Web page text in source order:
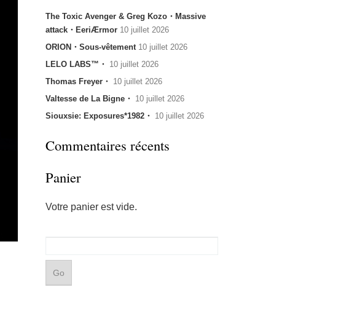
The Toxic Avenger & Greg Kozo・Massive
attack・EeriÆrmor 10 juillet 2026
ORION・Sous-vêtement 10 juillet 2026
LELO LABS™・ 10 juillet 2026
Thomas Freyer・ 10 juillet 2026
Valtesse de La Bigne・ 10 juillet 2026
Siouxsie: Exposures*1982・ 10 juillet 2026
Commentaires récents
Panier
Votre panier est vide.